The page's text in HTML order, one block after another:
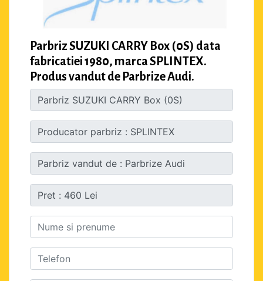
Parbriz SUZUKI CARRY Box (0S) data
fabricatiei 1980, marca SPLINTEX.
Produs vandut de Parbrize Audi.